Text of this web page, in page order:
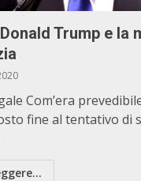
Trump e la
Com’era
fine al tentativo di